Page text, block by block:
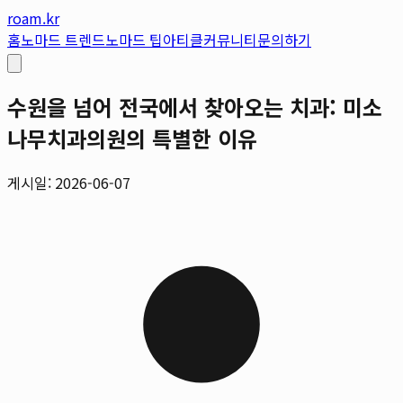
roam.kr
홈노마드 트렌드노마드 팁아티클커뮤니티문의하기
수원을 넘어 전국에서 찾아오는 치과: 미소
나무치과의원의 특별한 이유
게시일: 2026-06-07